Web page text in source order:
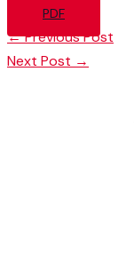
PDF
←Previous Post
Next Post →